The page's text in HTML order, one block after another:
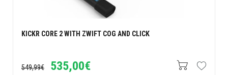
KICKR CORE 2 WITH ZWIFT COG AND CLICK
549,99€ 535,00€